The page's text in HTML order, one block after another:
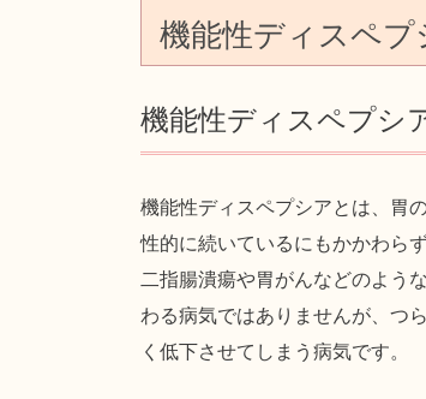
機能性ディスペプ
機能性ディスペプシ
機能性ディスペプシアとは、胃
性的に続いているにもかかわら
二指腸潰瘍や胃がんなどのよう
わる病気ではありませんが、つ
く低下させてしまう病気です。